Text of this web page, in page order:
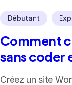
Débutant
Comment
sans coder
débutant à
Créez un site